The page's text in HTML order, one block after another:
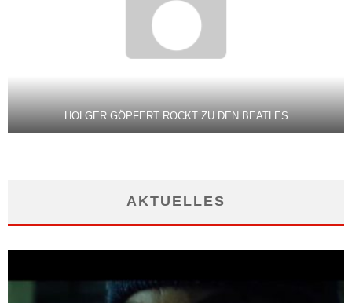
HOLGER GÖPFERT ROCKT ZU DEN BEATLES
AKTUELLES